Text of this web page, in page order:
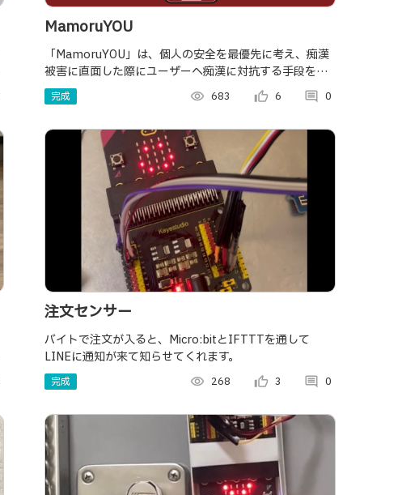
MamoruYOU
「MamoruYOU」は、個人の安全を最優先に考え、痴漢
被害に直面した際にユーザーへ痴漢に対抗する手段を提
供するアプリケーションです。 もう痴漢になんて悩まさ
れないんだから！！！！！
完成 visibility 683 thumb_up_alt 6 comment 0
注文センサー
バイトで注文が入ると、Micro:bitとIFTTTを通して
LINEに通知が来て知らせてくれます。
完成 visibility 268 thumb_up_alt 3 comment 0